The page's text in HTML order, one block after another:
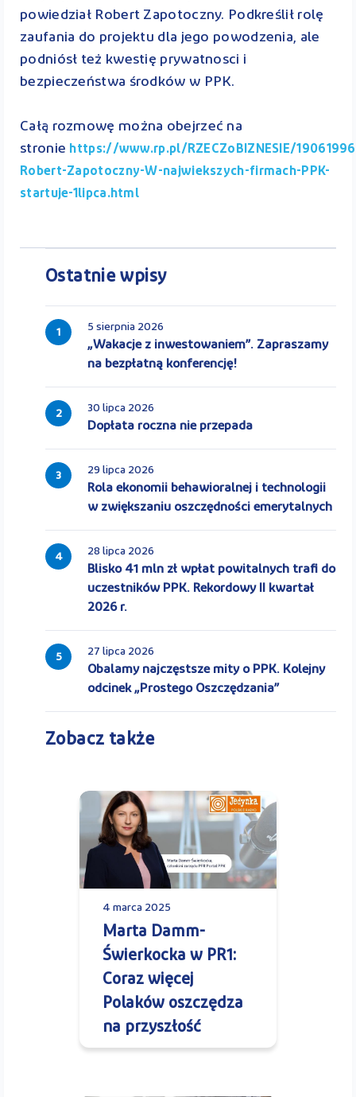
powiedział Robert Zapotoczny. Podkreślił rolę
zaufania do projektu dla jego powodzenia, ale
podniósł też kwestię prywatnosci i
bezpieczeństwa środków w PPK.
Całą rozmowę można obejrzeć na
stronie https://www.rp.pl/RZECZoBIZNESIE/
Robert-Zapotoczny-W-najwiekszych-firmach-PPK-
startuje-1lipca.html
Ostatnie wpisy
1 5 sierpnia 2026
„Wakacje z inwestowaniem”. Zapraszamy
na bezpłatną konferencję!
2 30 lipca 2026
Dopłata roczna nie przepada
3 29 lipca 2026
Rola ekonomii behawioralnej i technologii
w zwiększaniu oszczędności emerytalnych
4 28 lipca 2026
Blisko 41 mln zł wpłat powitalnych trafi do
uczestników PPK. Rekordowy II kwartał
2026 r.
5 27 lipca 2026
Obalamy najczęstsze mity o PPK. Kolejny
odcinek „Prostego Oszczędzania”
Zobacz także
4 marca 2025
Marta Damm-
Świerkocka w PR1:
Coraz więcej
Polaków oszczędza
na przyszłość